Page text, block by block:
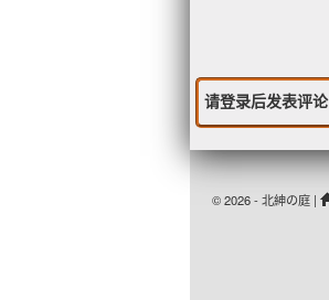
请登录后发表评论
© 2026 - 北紳の庭 |